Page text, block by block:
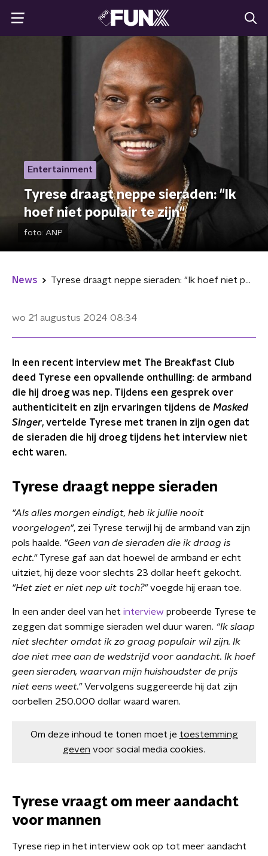
Entertainment
Tyrese draagt neppe sieraden: "Ik
hoef niet populair te zijn"
foto: ANP
News Tyrese draagt neppe sieraden: "Ik hoef niet populair te zijn"
wo 21 augustus 2024 08:34
In een recent interview met The Breakfast Club
deed Tyrese een opvallende onthulling: de armband
die hij droeg was nep. Tijdens een gesprek over
authenticiteit en zijn ervaringen tijdens de Masked
Singer, vertelde Tyrese met tranen in zijn ogen dat
de sieraden die hij droeg tijdens het interview niet
echt waren.
Tyrese draagt neppe sieraden
"Als alles morgen eindigt, heb ik jullie nooit
voorgelogen", zei Tyrese terwijl hij de armband van zijn
pols haalde. "Geen van de sieraden die ik draag is
echt." Tyrese gaf aan dat hoewel de armband er echt
uitziet, hij deze voor slechts 23 dollar heeft gekocht.
"Het ziet er niet nep uit toch?"voegde hij eraan toe.
In een ander deel van het interview probeerde Tyrese te
zeggen dat sommige sieraden wel duur waren. “Ik slaap
niet slechter omdat ik zo graag populair wil zijn. Ik
doe niet mee aan de wedstrijd voor aandacht. Ik hoef
geen sieraden, waarvan mijn huishoudster de prijs
niet eens weet."Vervolgens suggereerde hij dat zijn
oorbellen 250.000 dollar waard waren.
Om deze inhoud te tonen moet je toestemming
geven voor social media cookies.
Tyrese vraagt om meer aandacht
voor mannen
Tyrese riep in het interview ook op tot meer aandacht